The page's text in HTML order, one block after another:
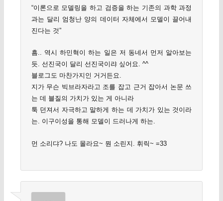
“이론으로 모델링을 하고 검증을 하는 기존의 과학 과정
과는 달리 엄청난 양의 데이터 자체에서 모델이 끌어내
진다는 것”
흠.. 역시 하민혁이 하는 일은 저 동네서 먼저 알아보는
듯. 선진국이 달리 선진국이랴 싶어요. ^^
블로그도 마찬가지인 거거든요.
지가 무슨 빅브라자라고 조를 잡고 근거 잡아서 논문 쓰
는 데 블질의 가치가 있는 게 아니라
툭 던져서 자극하고 말하게 하는 데 가치가 있는 것이라
는. 이구이성을 통해 모델이 드러나게 하는.
먼 소리댜? 나도 몰라요~ 뭔 소린지. 휘릭~ =33